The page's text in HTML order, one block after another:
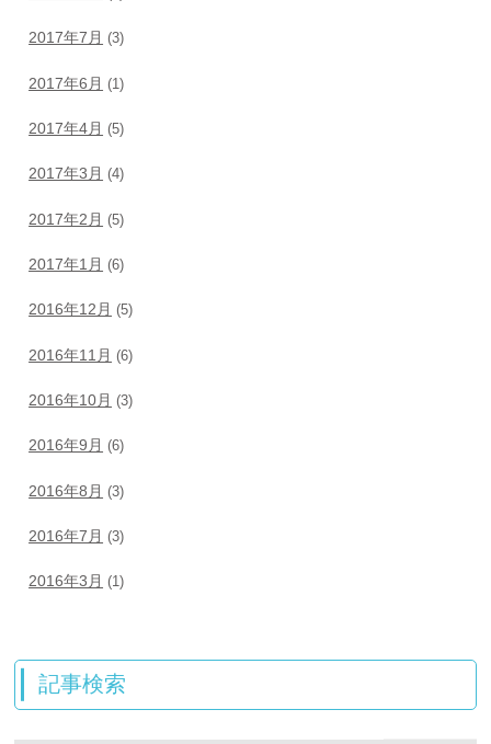
2017年7月 (3)
2017年6月 (1)
2017年4月 (5)
2017年3月 (4)
2017年2月 (5)
2017年1月 (6)
2016年12月 (5)
2016年11月 (6)
2016年10月 (3)
2016年9月 (6)
2016年8月 (3)
2016年7月 (3)
2016年3月 (1)
記事検索